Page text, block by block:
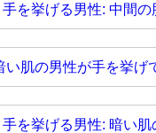
手を挙げる男性: 中間の
い肌の男性が手を挙げ
手を挙げる男性: 暗い肌